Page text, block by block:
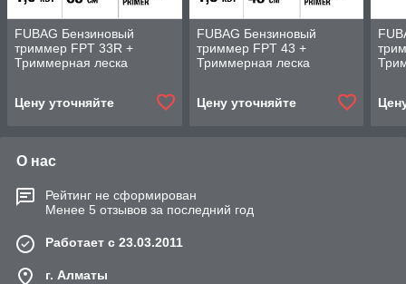
FUBAG Бензиновый
триммер FPT 33R +
Триммерная леска
ПОДАРОК
Цену уточняйте
FUBAG Бензиновый
триммер FPT 43 +
Триммерная леска
ПОДАРОК
Цену уточняйте
О нас
Рейтинг не сформирован
Менее 5 отзывов за последний год
Работает с 23.03.2011
г. Алматы